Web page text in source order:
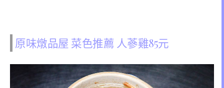
原味燉品屋 菜色推薦 人蔘雞85元